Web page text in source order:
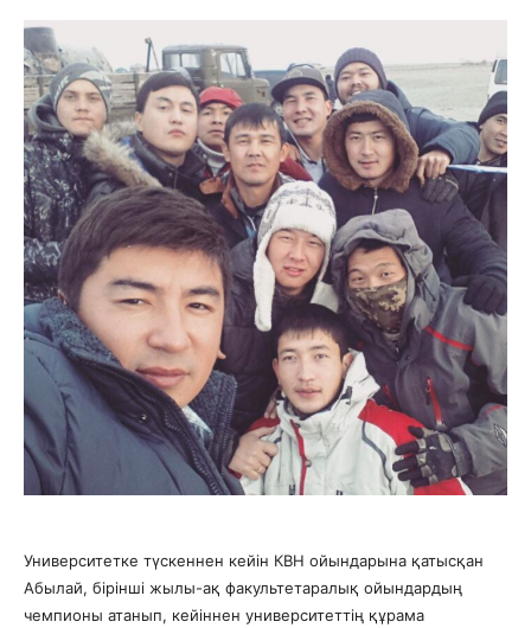
Университетке түскеннен кейін КВН ойындарына қатысқан
Абылай, бірінші жылы-ақ факультетаралық ойындардың
чемпионы атанып, кейіннен университеттің құрама